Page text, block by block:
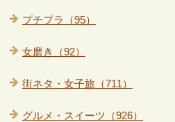
プチプラ（95）
女磨き（92）
街ネタ・女子旅（711）
グルメ・スイーツ（926）